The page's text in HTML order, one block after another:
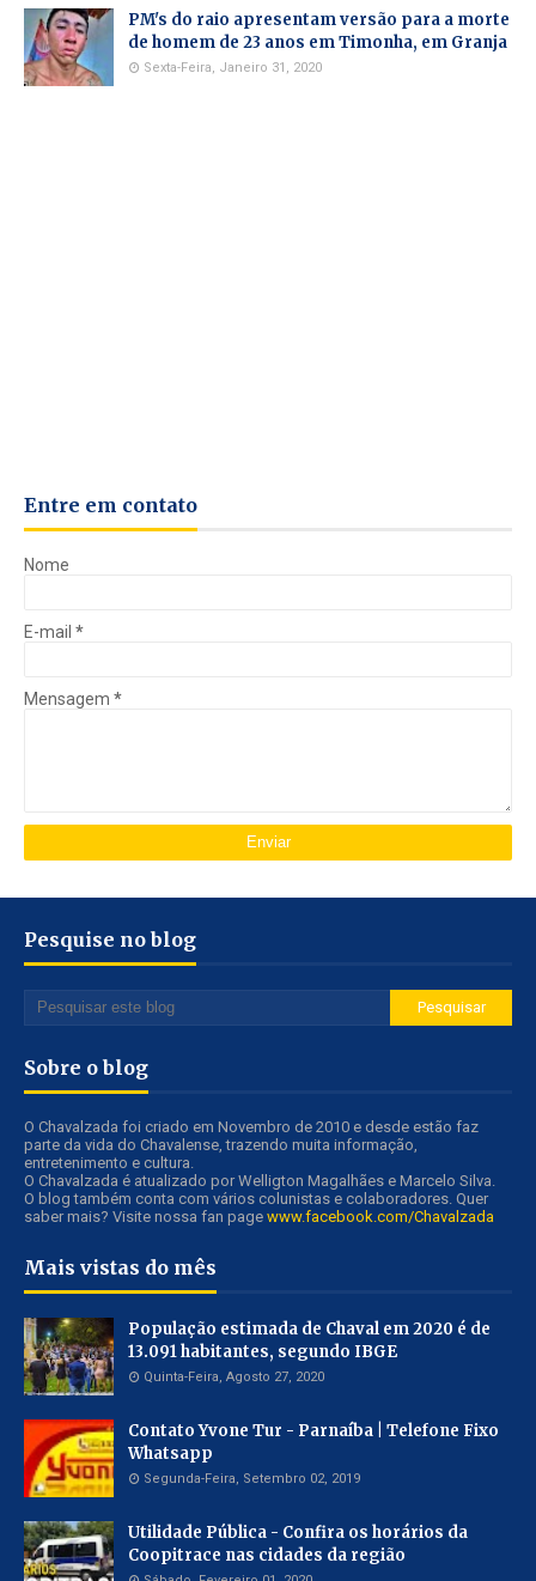
PM's do raio apresentam versão para a morte
de homem de 23 anos em Timonha, em Granja
Sexta-Feira, Janeiro 31, 2020
Entre em contato
Nome
E-mail *
Mensagem *
Pesquise no blog
Sobre o blog
O Chavalzada foi criado em Novembro de 2010 e desde estão faz
parte da vida do Chavalense, trazendo muita informação,
entretenimento e cultura.
O Chavalzada é atualizado por Welligton Magalhães e Marcelo Silva.
O blog também conta com vários colunistas e colaboradores. Quer
saber mais? Visite nossa fan page www.facebook.com/Chavalzada
Mais vistas do mês
População estimada de Chaval em 2020 é de
13.091 habitantes, segundo IBGE
Quinta-Feira, Agosto 27, 2020
Contato Yvone Tur - Parnaíba | Telefone Fixo
Whatsapp
Segunda-Feira, Setembro 02, 2019
Utilidade Pública - Confira os horários da
Coopitrace nas cidades da região